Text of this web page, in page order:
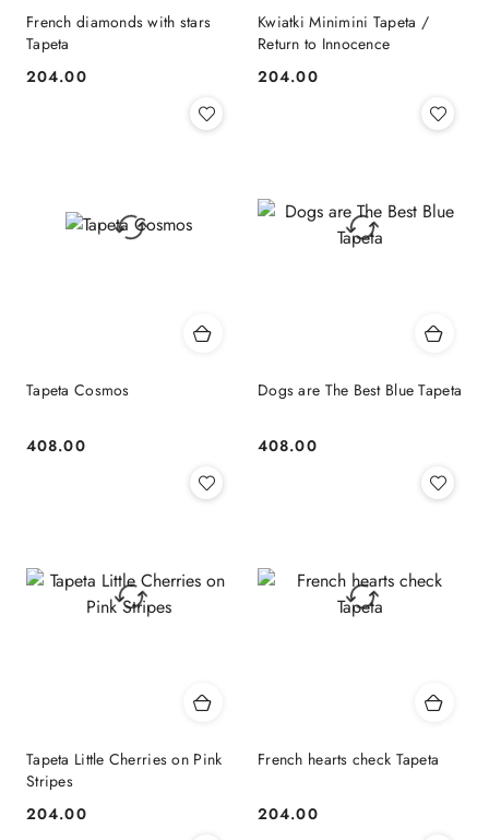
French diamonds with stars
Tapeta
Cena:
204.00
Kwiatki Minimini Tapeta /
Return to Innocence
Cena:
204.00
Tapeta Cosmos
Cena:
408.00
Dogs are The Best Blue Tapeta
Cena:
408.00
Tapeta Little Cherries on Pink
Stripes
Cena:
204.00
French hearts check Tapeta
Cena:
204.00